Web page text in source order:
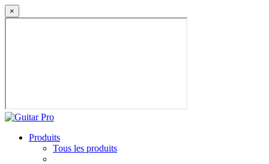
×
Produits
Tous les produits